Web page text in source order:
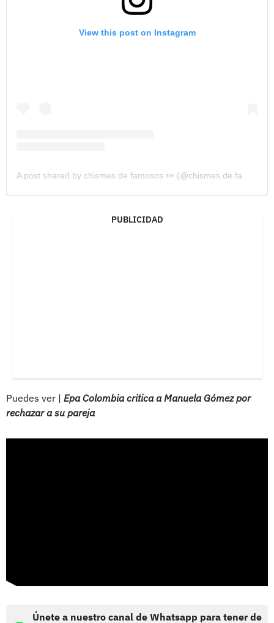
View this post on Instagram
A post shared by chismes de famosos 👀 (@chismes.de.famosos)
PUBLICIDAD
Puedes ver | Epa Colombia critica a Manuela Gómez por
rechazar a su pareja
Únete a nuestro canal de Whatsapp para tener de